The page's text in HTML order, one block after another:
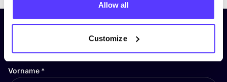
Allow all
Customize
Abonniere unseren Newsletter
und bleibe auf dem Laufenden!
Vorname *